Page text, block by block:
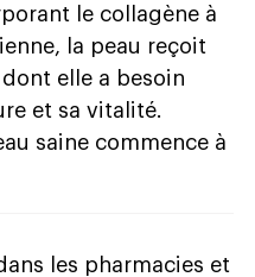
le collagène à
la peau reçoit
elle a besoin
et sa vitalité.
saine commence à
les pharmacies et